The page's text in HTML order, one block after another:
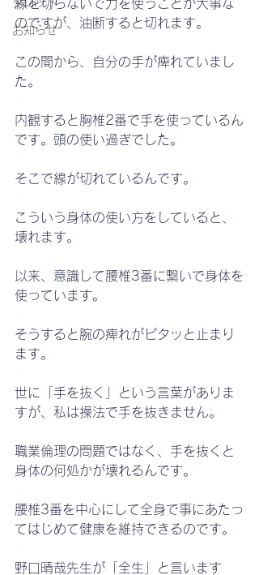
タロット
お知らせ
線を切らないで力を使うことが大事な
のですが、油断すると切れます。
この間から、自分の手が痺れていまし
た。
内観すると胸椎2番で手を使っているん
です。頭の使い過ぎでした。
そこで線が切れているんです。
こういう身体の使い方をしていると、
壊れます。
以来、意識して腰椎3番に繋いで身体を
使っています。
そうすると腕の痺れがピタッと止まり
ます。
世に「手を抜く」という言葉がありま
すが、私は操法で手を抜きません。
職業倫理の問題ではなく、手を抜くと
身体の何処かが壊れるんです。
腰椎3番を中心にして全身で事にあたっ
てはじめて健康を維持できるのです。
野口晴哉先生が「全生」と言います